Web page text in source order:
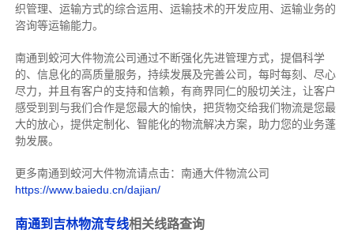
织管理、运输方式的综合运用、运输技术的开发应用、运输业务的
咨询等运输能力。
南通到蛟河大件物流公司通过不断强化先进管理方式，提倡科学
的、信息化的高质量服务，持续发展及完善公司，每时每刻、尽心
尽力， 并且有客户的支持和信赖，有商界同仁的殷切关注， 让客户
感受到到与我们合作是您最大的愉快，把货物交给我们物流是您最
大的放心， 提供定制化、智能化的物流解决方案，助力您的业务蓬
勃发展。
更多南通到蛟河大件物流请点击：南通大件物流公司
https://www.baiedu.cn/dajian/
南通到吉林物流专线相关线路查询